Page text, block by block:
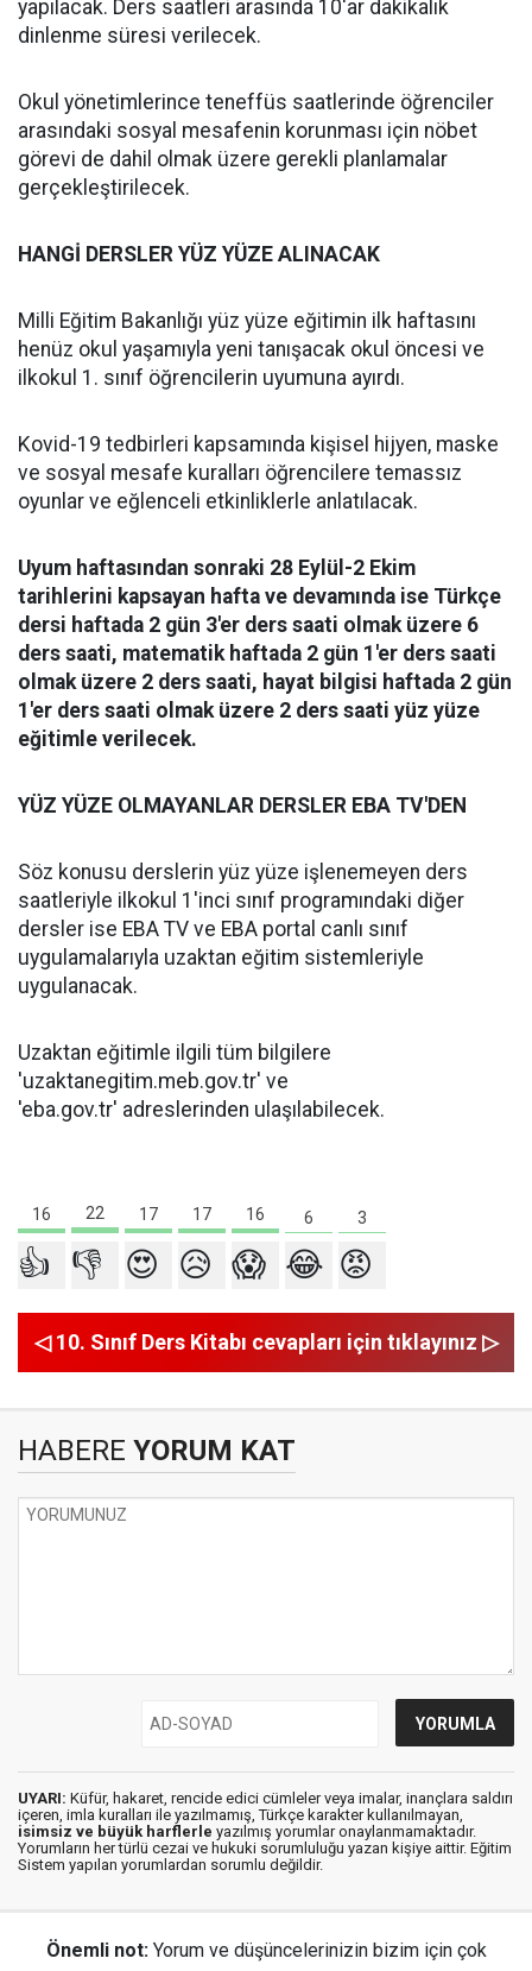
yapılacak. Ders saatleri arasında 10'ar dakikalık
dinlenme süresi verilecek.
Okul yönetimlerince teneffüs saatlerinde öğrenciler
arasındaki sosyal mesafenin korunması için nöbet
görevi de dahil olmak üzere gerekli planlamalar
gerçekleştirilecek.
HANGİ DERSLER YÜZ YÜZE ALINACAK
Milli Eğitim Bakanlığı yüz yüze eğitimin ilk haftasını
henüz okul yaşamıyla yeni tanışacak okul öncesi ve
ilkokul 1. sınıf öğrencilerin uyumuna ayırdı.
Kovid-19 tedbirleri kapsamında kişisel hijyen, maske
ve sosyal mesafe kuralları öğrencilere temassız
oyunlar ve eğlenceli etkinliklerle anlatılacak.
Uyum haftasından sonraki 28 Eylül-2 Ekim
tarihlerini kapsayan hafta ve devamında ise Türkçe
dersi haftada 2 gün 3'er ders saati olmak üzere 6
ders saati, matematik haftada 2 gün 1'er ders saati
olmak üzere 2 ders saati, hayat bilgisi haftada 2 gün
1'er ders saati olmak üzere 2 ders saati yüz yüze
eğitimle verilecek.
YÜZ YÜZE OLMAYANLAR DERSLER EBA TV'DEN
Söz konusu derslerin yüz yüze işlenemeyen ders
saatleriyle ilkokul 1'inci sınıf programındaki diğer
dersler ise EBA TV ve EBA portal canlı sınıf
uygulamalarıyla uzaktan eğitim sistemleriyle
uygulanacak.
Uzaktan eğitimle ilgili tüm bilgilere
'uzaktanegitim.meb.gov.tr' ve
'eba.gov.tr' adreslerinden ulaşılabilecek.
16 22 17 17 16 6 3
👍 👎 😍 😥 😱 😂 😡
◁ 10. Sınıf Ders Kitabı cevapları için tıklayınız ▷
HABERE YORUM KAT
UYARI: Küfür, hakaret, rencide edici cümleler veya imalar, inançlara saldırı
içeren, imla kuralları ile yazılmamış, Türkçe karakter kullanılmayan,
isimsiz ve büyük harflerle yazılmış yorumlar onaylanmamaktadır.
Yorumların her türlü cezai ve hukuki sorumluluğu yazan kişiye aittir. Eğitim
Sistem yapılan yorumlardan sorumlu değildir.
Önemli not: Yorum ve düşüncelerinizin bizim için çok